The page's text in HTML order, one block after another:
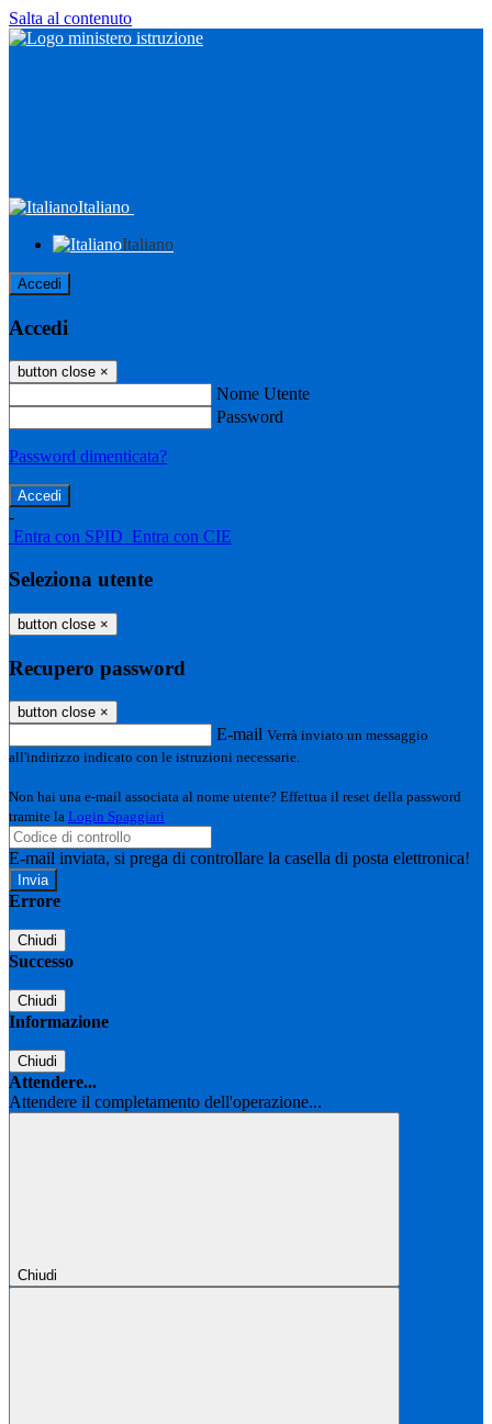
Salta al contenuto
Italiano
Italiano
Accedi
Accedi
button close ×
Nome Utente
Password
Password dimenticata?
-
Entra con SPID Entra con CIE
Seleziona utente
button close ×
Recupero password
button close ×
E-mail Verrà inviato un messaggio
all'indirizzo indicato con le istruzioni necessarie.
Non hai una e-mail associata al nome utente? Effettua il reset della password
tramite la Login Spaggiari
E-mail inviata, si prega di controllare la casella di posta elettronica!
Errore
Chiudi
Successo
Chiudi
Informazione
Chiudi
Attendere...
Attendere il completamento dell'operazione...
Chiudi